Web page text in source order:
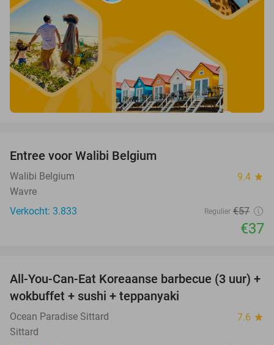
Entree voor Walibi Belgium
Walibi Belgium 9.4 star
Wavre
Verkocht: 3.833
Regulier €57
€37
21%
All-You-Can-Eat Koreaanse barbecue (3 uur) +
wokbuffet + sushi + teppanyaki
Ocean Paradise Sittard 7.6 star
Sittard